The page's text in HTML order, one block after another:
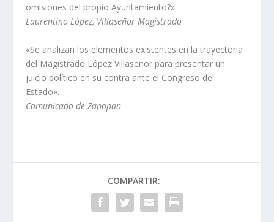
omisiones del propio Ayuntamiento?».
Laurentino López, Villaseñor Magistrado
«Se analizan los elementos existentes en la trayectoria
del Magistrado López Villaseñor para presentar un
juicio político en su contra ante el Congreso del
Estado».
Comunicado de Zapopan
COMPARTIR: